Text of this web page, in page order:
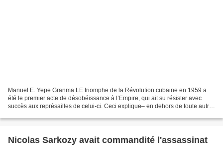
Manuel E. Yepe Granma LE triomphe de la Révolution cubaine en 1959 a
été le premier acte de désobéissance à l’Empire, qui ait su résister avec
succès aux représailles de celui-ci. Ceci explique– en dehors de toute autre
Nicolas Sarkozy avait commandité l'assassinat